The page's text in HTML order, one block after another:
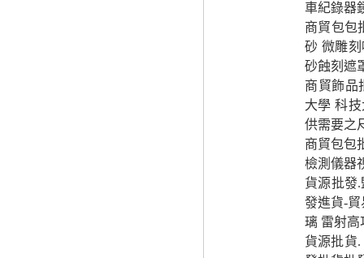
車紀錄器
商貿包包
砂 微雕
砂蝕刻遮
商貿飾品
大學 科
供需要之
商貿包包
檢測儀器
貨源批發
發進貨-
璃 雷射高
貨源批貨